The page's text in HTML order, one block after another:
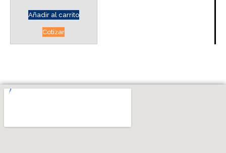
Añadir al carrito
Cotizar